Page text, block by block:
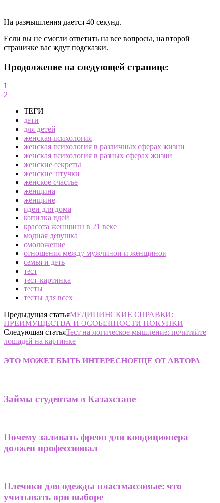
На размышления дается 40 секунд.
Если вы не смогли ответить на все вопросы, на второй
страничке вас ждут подсказки.
Продолжение на следующей странице:
1
2
ТЕГИ
дети
для детей
женская психология
женская психология в различных сферах жизни
женская психология в разных сферах жизни
женские секреты
женские штучки
женское счастье
женщина
женщине
идеи для дома
копилка идей
красота женщины в 21 веке
модная девушка
омоложение
отношения между мужчиной и женщиной
семья и деть
тест
тест-картинка
тесты
тесты для всех
Предыдущая статьяМЕДИЦИНСКИЕ СПРАВКИ:
ПРЕИМУЩЕСТВА И ОСОБЕННОСТИ ПОКУПКИ
Следующая статьяТест на логическое мышление: почитайте
лошадей на картинке
ЭТО МОЖЕТ БЫТЬ ИНТЕРЕСНОЕЩЕ ОТ АВТОРА
Займы студентам в Казахстане
Почему заливать фреон для кондиционера
должен профессионал
Плечики для одежды пластмассовые: что
учитывать при выборе